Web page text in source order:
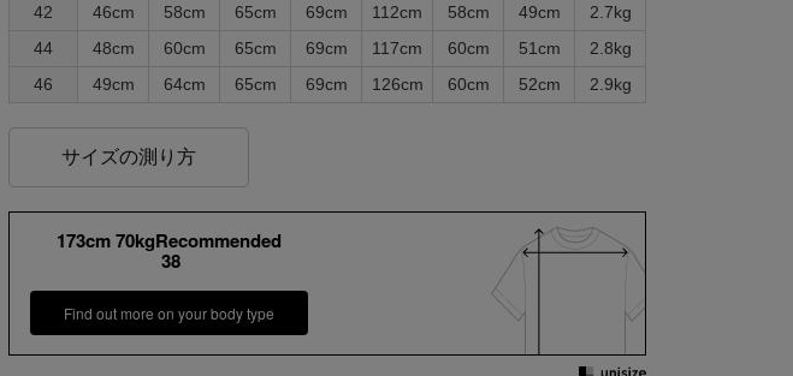
42
46cm 58cm 65cm 69cm 112cm 58cm 49cm
2.7kg
44
48cm 60cm 65cm 69cm 117cm 60cm 51cm
2.8kg
46
49cm 64cm 65cm 69cm 126cm 60cm 52cm 2.9kg
サイズの測り方
173cm 70kgRecommended
38
Find out more on your body type